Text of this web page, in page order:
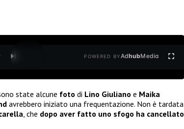
POWERED BYAdhubMedia
state alcune foto di Lino Giuliano e Maika
avrebbero iniziato una frequentazione. Non è tardata
, che dopo aver fatto uno sfogo ha cancellato